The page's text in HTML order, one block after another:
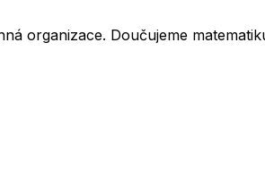
organizace. Doučujeme